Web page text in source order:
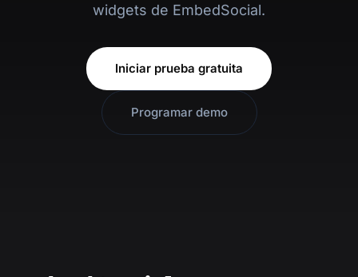
widgets de EmbedSocial.
Iniciar prueba gratuita
Programar demo